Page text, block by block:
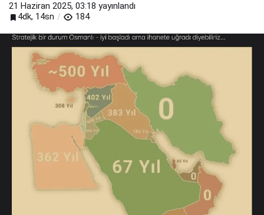
21 Haziran 2025, 03:18 yayınlandı
4dk, 14sn
184